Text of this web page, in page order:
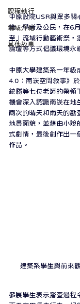
課程執行
場域介紹
其他故事
中原設院USR與眾多關
織、學者及公民，在6
至」流域行動藝術祭，
論壇等方式倡議環境永
中原大學建築系一年級
4.0：南崁空間敘事》
統勝等七位老師的帶領
機會深入認識南崁在地
兩次的晴天和雨天的勘
地景面貌，並藉由小說
式劇情，最後創作出一
作品。
建築系學生與前來
參展學生表示踏查過程